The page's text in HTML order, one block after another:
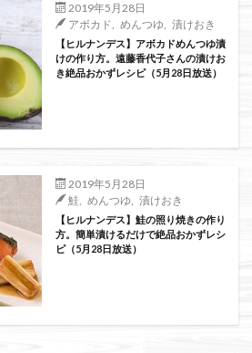
2019年5月28日
アボカド
めんつゆ 漬けおき
【ヒルナンデス】アボカドめんつゆ漬
けの作り方。遠藤香代子さんの漬けお
き絶品おかずレシピ（5月28日放送）
2019年5月28日
鮭
めんつゆ 漬けおき
【ヒルナンデス】鮭の照り焼きの作り
方。簡単漬けるだけで絶品おかずレシ
ピ（5月28日放送）